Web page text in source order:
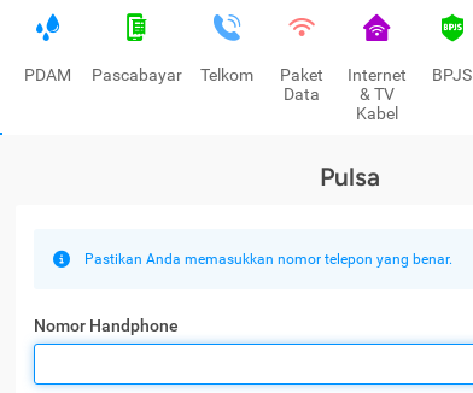
PDAM Pascabayar Telkom
Paket
Data
Internet
& TV
Kabel
BPJS
Pulsa
Pastikan Anda memasukkan nomor telepon yang benar.
Nomor Handphone